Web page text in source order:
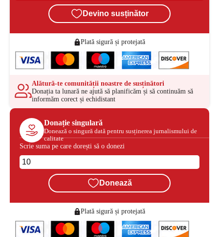
Devino susținător
Plată sigură și protejată
Alătură-te comunității noastre de susținători
Donația ta lunară ne ajută să planificăm și să continuăm să
informăm corect și echidistant
Donație singulară
Donează o singură dată pentru susținerea jurnalismului de
calitate
Scrie suma pe care dorești să o donezi
Donează
Plată sigură și protejată